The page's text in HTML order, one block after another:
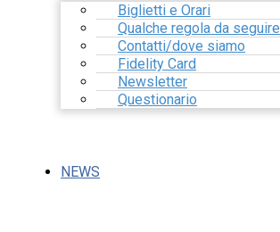
Biglietti e Orari
Qualche regola da seguire
Contatti/dove siamo
Fidelity Card
Newsletter
Questionario
NEWS